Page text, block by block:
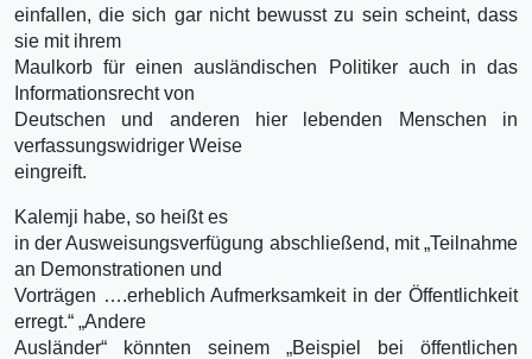
einfallen, die sich gar nicht bewusst zu sein scheint, dass
sie mit ihrem
Maulkorb für einen ausländischen Politiker auch in das
Informationsrecht von
Deutschen und anderen hier lebenden Menschen in
verfassungswidriger Weise
eingreift.
Kalemji habe, so heißt es
in der Ausweisungsverfügung abschließend, mit „Teilnahme
an Demonstrationen und
Vorträgen ….erheblich Aufmerksamkeit in der Öffentlichkeit
erregt.“ „Andere
Ausländer“ könnten seinem „Beispiel bei öffentlichen